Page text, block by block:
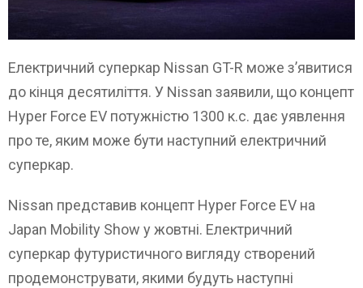
Електричний суперкар Nissan GT-R може з’явитися
до кінця десятиліття. У Nissan заявили, що концепт
Hyper Force EV потужністю 1300 к.с. дає уявлення
про те, яким може бути наступний електричний
суперкар.
Nissan представив концепт Hyper Force EV на
Japan Mobility Show у жовтні. Електричний
суперкар футуристичного вигляду створений
продемонструвати, якими будуть наступні